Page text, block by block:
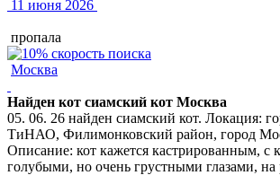
11 июня 2026
пропала
Москва
Найден кот сиамский кот Москва
05. 06. 26 найден сиамский кот. Локация:
ТиНАО, Филимонковский район, город
Описание: кот кажется кастрированным, с
голубыми, но очень грустными глазами, на